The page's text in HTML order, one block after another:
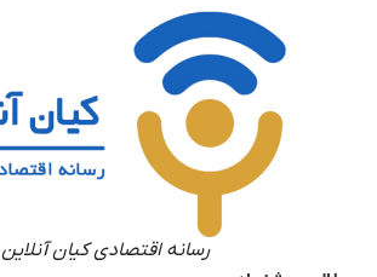
رسانه اقتصادی کیان آنلاین